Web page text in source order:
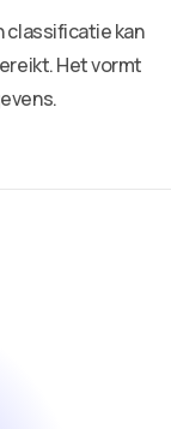
classificatie kan
Het vormt